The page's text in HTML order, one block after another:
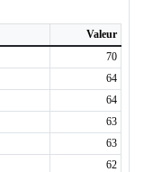
Valeur
70
64
64
63
63
62